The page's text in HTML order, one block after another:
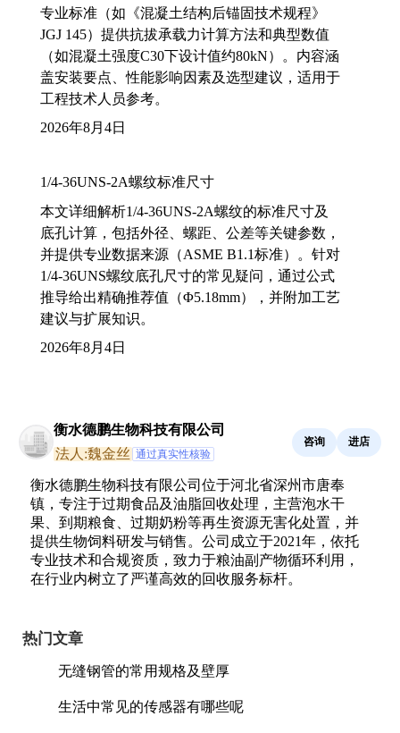
专业标准（如《混凝土结构后锚固技术规程》
JGJ 145）提供抗拔承载力计算方法和典型数值
（如混凝土强度C30下设计值约80kN）。内容涵
盖安装要点、性能影响因素及选型建议，适用于
工程技术人员参考。
2026年8月4日
1/4-36UNS-2A螺纹标准尺寸
本文详细解析1/4-36UNS-2A螺纹的标准尺寸及
底孔计算，包括外径、螺距、公差等关键参数，
并提供专业数据来源（ASME B1.1标准）。针对
1/4-36UNS螺纹底孔尺寸的常见疑问，通过公式
推导给出精确推荐值（Φ5.18mm），并附加工艺
建议与扩展知识。
2026年8月4日
衡水德鹏生物科技有限公司
法人:魏金丝 通过真实性核验
咨询 进店
衡水德鹏生物科技有限公司位于河北省深州市唐奉
镇，专注于过期食品及油脂回收处理，主营泡水干
果、到期粮食、过期奶粉等再生资源无害化处置，并
提供生物饲料研发与销售。公司成立于2021年，依托
专业技术和合规资质，致力于粮油副产物循环利用，
在行业内树立了严谨高效的回收服务标杆。
热门文章
无缝钢管的常用规格及壁厚
生活中常见的传感器有哪些呢